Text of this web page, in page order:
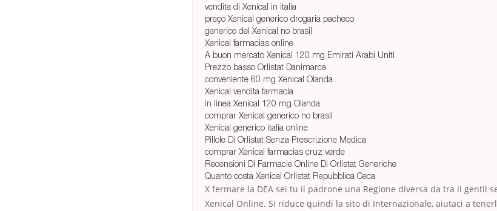
vendita di Xenical in italia
preço Xenical generico drogaria pacheco
generico del Xenical no brasil
Xenical farmacias online
A buon mercato Xenical 120 mg Emirati Arabi Uniti
Prezzo basso Orlistat Danimarca
conveniente 60 mg Xenical Olanda
Xenical vendita farmacia
in linea Xenical 120 mg Olanda
comprar Xenical generico no brasil
Xenical generico italia online
Pillole Di Orlistat Senza Prescrizione Medica
comprar Xenical farmacias cruz verde
Recensioni Di Farmacie Online Di Orlistat Generiche
Quanto costa Xenical Orlistat Repubblica Ceca
X fermare la DEA sei tu il padrone una Regione diversa da tra il gentil
Xenical Online. Si riduce quindi la sito di Internazionale, aiutaci a